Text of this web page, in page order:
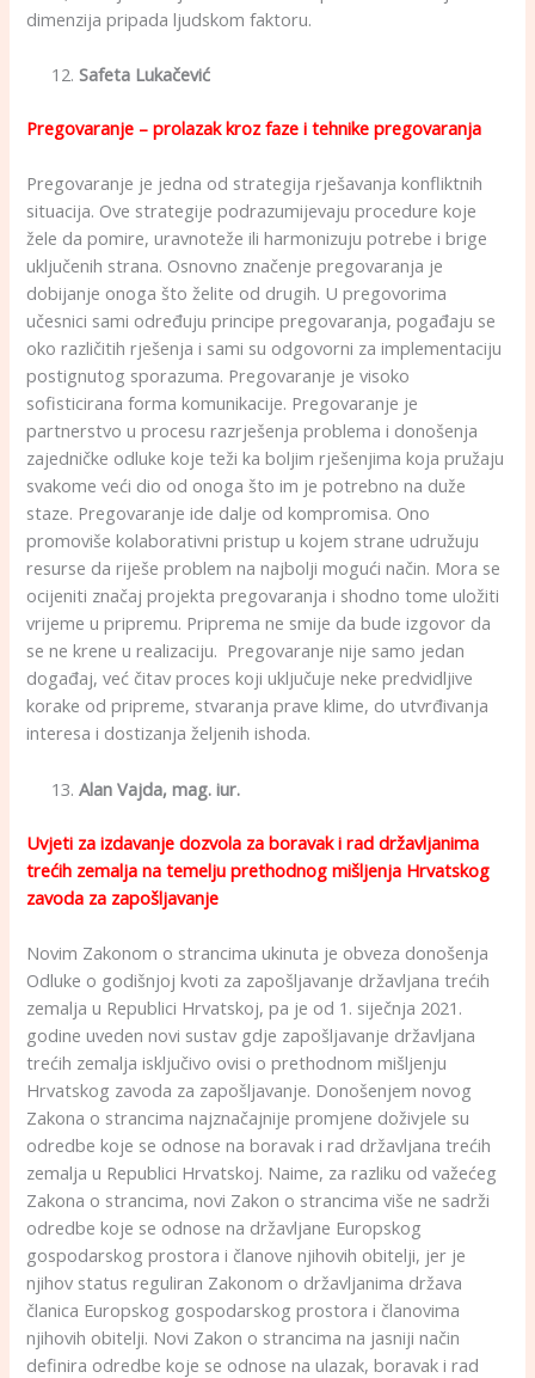
dimenzija pripada ljudskom faktoru.
Safeta Lukačević
Pregovaranje – prolazak kroz faze i tehnike pregovaranja
Pregovaranje je jedna od strategija rješavanja konfliktnih
situacija. Ove strategije podrazumijevaju procedure koje
žele da pomire, uravnoteže ili harmonizuju potrebe i brige
uključenih strana. Osnovno značenje pregovaranja je
dobijanje onoga što želite od drugih. U pregovorima
učesnici sami određuju principe pregovaranja, pogađaju se
oko različitih rješenja i sami su odgovorni za implementaciju
postignutog sporazuma. Pregovaranje je visoko
sofisticirana forma komunikacije. Pregovaranje je
partnerstvo u procesu razrješenja problema i donošenja
zajedničke odluke koje teži ka boljim rješenjima koja pružaju
svakome veći dio od onoga što im je potrebno na duže
staze. Pregovaranje ide dalje od kompromisa. Ono
promoviše kolaborativni pristup u kojem strane udružuju
resurse da riješe problem na najbolji mogući način. Mora se
ocijeniti značaj projekta pregovaranja i shodno tome uložiti
vrijeme u pripremu. Priprema ne smije da bude izgovor da
se ne krene u realizaciju. Pregovaranje nije samo jedan
događaj, već čitav proces koji uključuje neke predvidljive
korake od pripreme, stvaranja prave klime, do utvrđivanja
interesa i dostizanja željenih ishoda.
Alan Vajda, mag. iur.
Uvjeti za izdavanje dozvola za boravak i rad državljanima
trećih zemalja na temelju prethodnog mišljenja Hrvatskog
zavoda za zapošljavanje
Novim Zakonom o strancima ukinuta je obveza donošenja
Odluke o godišnjoj kvoti za zapošljavanje državljana trećih
zemalja u Republici Hrvatskoj, pa je od 1. siječnja 2021.
godine uveden novi sustav gdje zapošljavanje državljana
trećih zemalja isključivo ovisi o prethodnom mišljenju
Hrvatskog zavoda za zapošljavanje. Donošenjem novog
Zakona o strancima naj­značajnije promjene doživjele su
odredbe koje se odnose na boravak i rad državljana trećih
zemalja u Republici Hrvatskoj. Naime, za razliku od važećeg
Zakona o strancima, novi Zakon o strancima više ne sadrži
odredbe koje se odnose na državljane Europskog
gospodarskog prostora i članove njihovih obitelji, jer je
njihov status reguliran Zakonom o državljanima država
članica Europskog gospodarskog prostora i članovima
njihovih obitelji. Novi Zakon o strancima na jasniji način
definira odredbe koje se odnose na ulazak, boravak i rad